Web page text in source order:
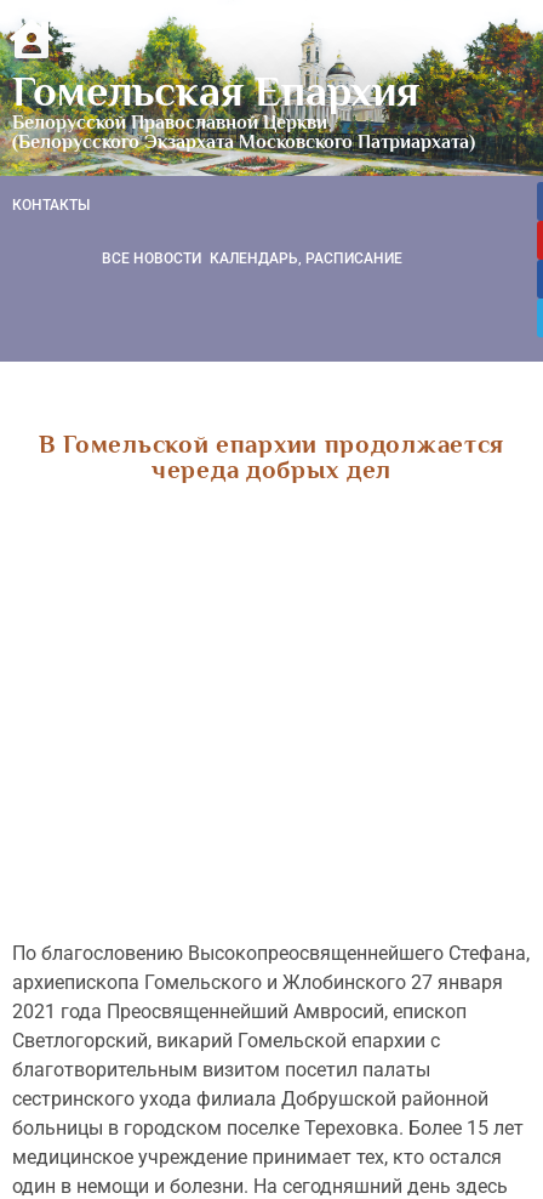
Гомельская Епархия
Белорусской Православной Церкви
(Белорусского Экзархата Московского Патриархата)
КОНТАКТЫ
ВСЕ НОВОСТИ КАЛЕНДАРЬ, РАСПИСАНИЕ
В Гомельской епархии продолжается
череда добрых дел
По благословению Высокопреосвященнейшего Стефана,
архиепископа Гомельского и Жлобинского 27 января
2021 года Преосвященнейший Амвросий, епископ
Светлогорский, викарий Гомельской епархии с
благотворительным визитом посетил палаты
сестринского ухода филиала Добрушской районной
больницы в городском поселке Тереховка. Более 15 лет
медицинское учреждение принимает тех, кто остался
один в немощи и болезни. На сегодняшний день здесь